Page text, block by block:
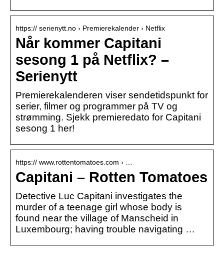
https:// serienytt.no › Premierekalender › Netflix
Når kommer Capitani
sesong 1 på Netflix? –
Serienytt
Premierekalenderen viser sendetidspunkt for
serier, filmer og programmer på TV og
strømming. Sjekk premieredato for Capitani
sesong 1 her!
https:// www.rottentomatoes.com › …
Capitani – Rotten Tomatoes
Detective Luc Capitani investigates the
murder of a teenage girl whose body is
found near the village of Manscheid in
Luxembourg; having trouble navigating …